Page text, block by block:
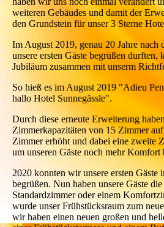
weiteren Gebäudes und damit der
den Grundstein für unser 3 Sterne
Im August 2019, genau 20 Jahre nach
unsere ersten Gäste begrüßen durften,
Jubiläum zusammen mit unserm
So hieß es im August 2019 "Adieu
hallo Hotel Sunnegässle".
Durch diese erneute Erweiterung
Zimmerkapazitäten von 15 Zimmer
Zimmer erhöht und dabei eine zweite
um unseren Gäste noch mehr Komfort
2020 konnten wir unsere ersten Gäste
begrüßen. Nun haben unsere Gäste
Standardzimmer oder einem
wurde unser Frühstücksraum zum
wir haben einen neuen großen und